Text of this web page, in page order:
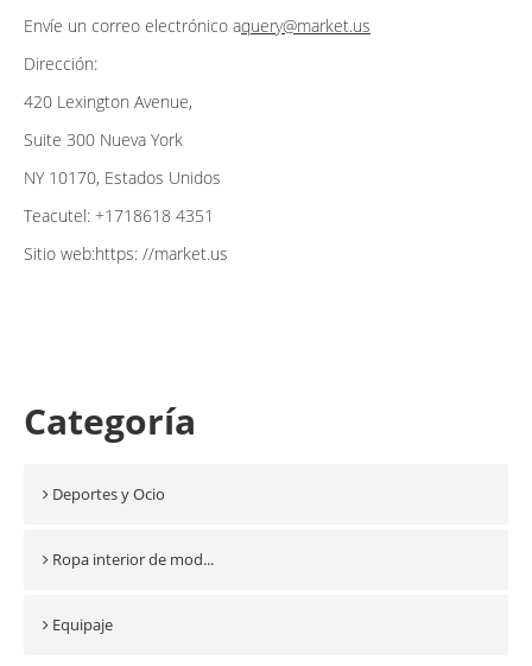
Envíe un correo electrónico aquery@market.us
Dirección:
420 Lexington Avenue,
Suite 300 Nueva York
NY 10170, Estados Unidos
Teacutel: +1718618 4351
Sitio web:https: //market.us
Categoría
Deportes y Ocio
Ropa interior de mod...
Equipaje